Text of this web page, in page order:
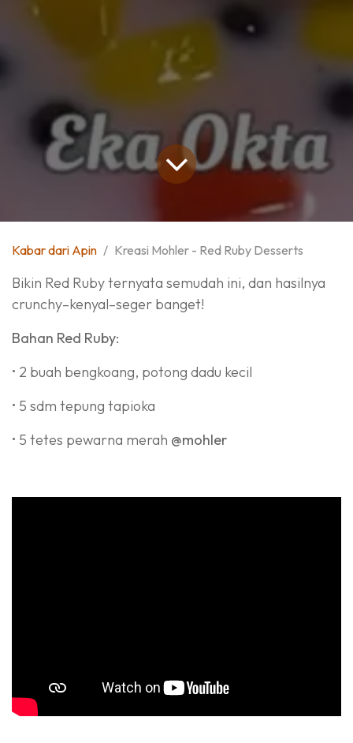
Kabar dari Apin Kreasi Mohler - Red Ruby Desserts
Bikin Red Ruby ternyata semudah ini, dan hasilnya
crunchy–kenyal–seger banget!
Bahan Red Ruby:
• 2 buah bengkoang, potong dadu kecil
• 5 sdm tepung tapioka
• 5 tetes pewarna merah @mohler